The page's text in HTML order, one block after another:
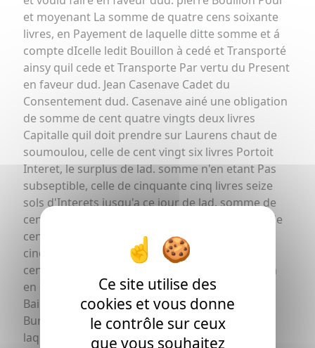
et moyenant La somme de quatre cens soixante
livres, en Payement de laquelle ditte somme et á
compte dIcelle ledit Bouillon à cedé et Transporté
ainsy quil cede et Transporte Par vertu du Present
en faveur dud. Jean Casenave Cadet du
Consentement dud. Casenave ainé une obligation
de somme de cent quatre vingts deux livres
Capitalle quil doit prendre sur Laurens chaut de
soumoulou, celle de cent vingt six livres Portoit
Interet, le surplus de lad. somme n'en etant Pas
subseptible, celle de cinquante cinq livres seize
sols d'Interets jusqu'a ce jour de lad. somme de
cent vingt six livres. Revenant Tant led. Capital de
cent quatre vingt deux livres que celle de
cinquante cinq livres seise sols, á celle de deux
cents trente sept livres seise sols lad. obligation
en datte du 26. avril 1773. Retenue de m
Bailacq no
reRoyal d'aressy duement Con
Bureau de Pau le 1
may suivant La grosse de
laquelle oblig
led. Bouillon á Remis audit
Ce site utilise des
cookies et vous donne
le contrôle sur ceux
que vous souhaitez